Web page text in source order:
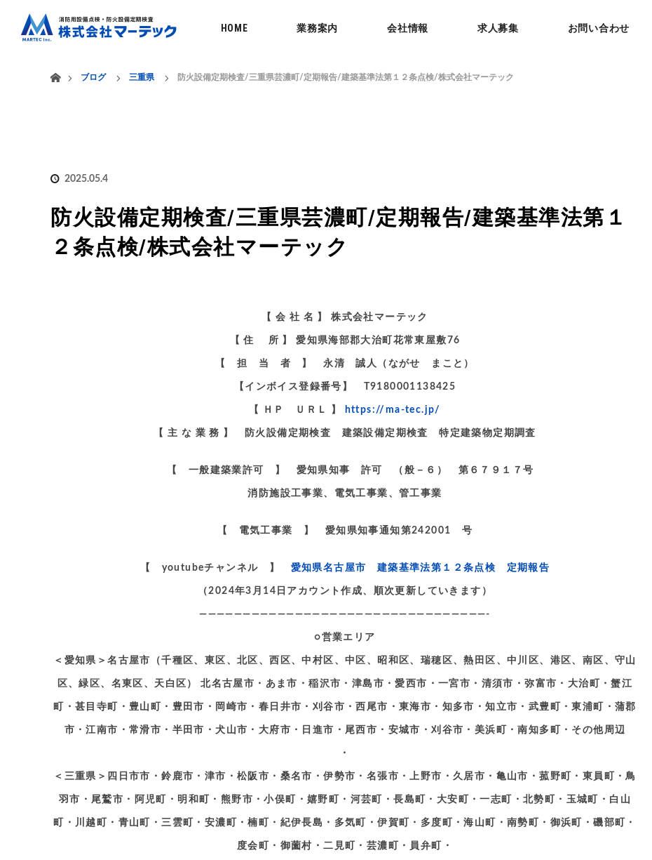
HOME 業務案内 会社情報 求人募集 お問い合わせ
ブログ
三重県 防火設備定期検査/三重県芸濃町/定期報告/建築基準法第１２条点検/株式会社マーテック
2025.05.4
防火設備定期検査/三重県芸濃町/定期報告/建築基準法第１
２条点検/株式会社マーテック
【 会 社 名 】 株式会社マーテック
【 住 所 】 愛知県海部郡大治町花常東屋敷76
【 担 当 者 】 永清 誠人（ながせ まこと）
【インボイス登録番号】 T9180001138425
【 ＨＰ ＵＲＬ 】 https://ma-tec.jp/
【 主 な 業 務 】 防火設備定期検査 建築設備定期検査 特定建築物定期調査
【 一般建築業許可 】 愛知県知事 許可 （般－６） 第６７９１７号
消防施設工事業、電気工事業、管工事業
【 電気工事業 】 愛知県知事通知第242001 号
【 youtubeチャンネル 】 愛知県名古屋市 建築基準法第１２条点検 定期報告
（2024年3月14日アカウント作成、順次更新していきます）
—————————————————————————————————-
○営業エリア
＜愛知県＞名古屋市（千種区、東区、北区、西区、中村区、中区、昭和区、瑞穂区、熱田区、中川区、港区、南区、守山
区、緑区、名東区、天白区） 北名古屋市・あま市・稲沢市・津島市・愛西市・一宮市・清須市・弥富市・大治町・蟹江
町・甚目寺町・豊山町・豊田市・岡崎市・春日井市・刈谷市・西尾市・東海市・知多市・知立市・武豊町・東浦町・蒲郡
市・江南市・常滑市・半田市・犬山市・大府市・日進市・尾西市・安城市・刈谷市・美浜町・南知多町・その他周辺
・
＜三重県＞四日市市・鈴鹿市・津市・松阪市・桑名市・伊勢市・名張市・上野市・久居市・亀山市・菰野町・東員町・鳥
羽市・尾鷲市・阿児町・明和町・熊野市・小俣町・嬉野町・河芸町・長島町・大安町・一志町・北勢町・玉城町・白山
町・川越町・青山町・三雲町・安濃町・楠町・紀伊長島・多気町・伊賀町・多度町・海山町・南勢町・御浜町・磯部町・
度会町・御薗村・二見町・芸濃町・員弁町・